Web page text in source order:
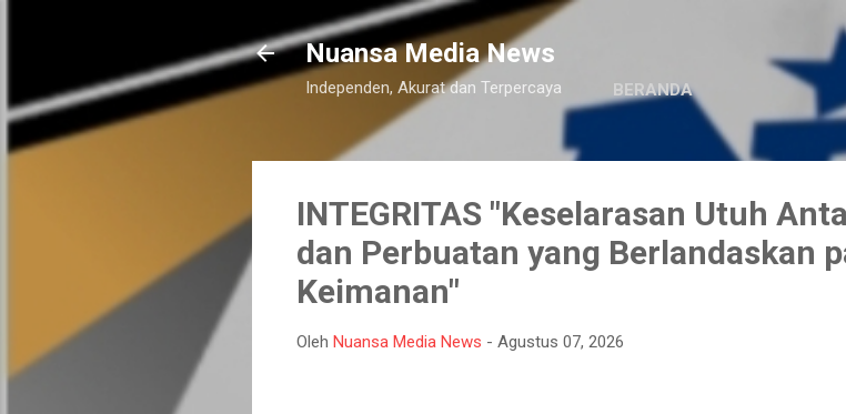
Langsung ke konten utama
Nuansa Media News
Independen, Akurat dan Terpercaya BERANDA
INTEGRITAS "Keselarasan Utuh
dan Perbuatan yang Berlandaskan
Keimanan"
Oleh Nuansa Media News - Agustus 07, 2026